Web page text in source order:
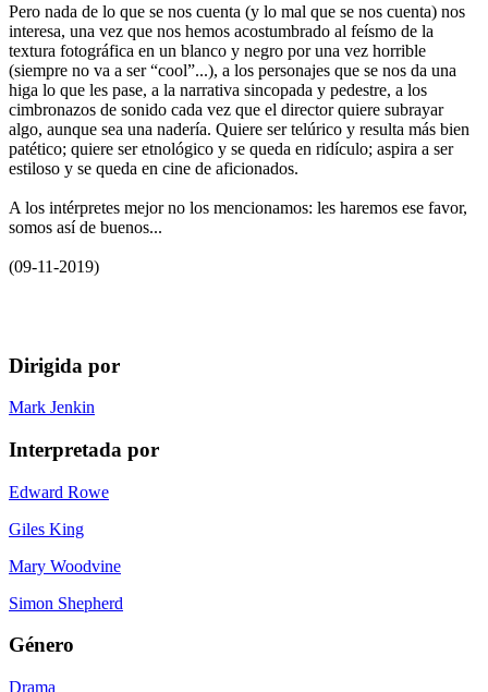
Pero nada de lo que se nos cuenta (y lo mal que se nos cuenta) nos
interesa, una vez que nos hemos acostumbrado al feísmo de la
textura fotográfica en un blanco y negro por una vez horrible
(siempre no va a ser “cool”...), a los personajes que se nos da una
higa lo que les pase, a la narrativa sincopada y pedestre, a los
cimbronazos de sonido cada vez que el director quiere subrayar
algo, aunque sea una nadería. Quiere ser telúrico y resulta más bien
patético; quiere ser etnológico y se queda en ridículo; aspira a ser
estiloso y se queda en cine de aficionados.
A los intérpretes mejor no los mencionamos: les haremos ese favor,
somos así de buenos...
(09-11-2019)
Dirigida por
Mark Jenkin
Interpretada por
Edward Rowe
Giles King
Mary Woodvine
Simon Shepherd
Género
Drama